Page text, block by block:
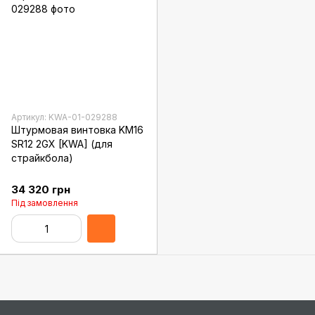
Артикул: KWA-01-029288
Штурмовая винтовка KM16
SR12 2GX [KWA] (для
страйкбола)
34 320 грн
Під замовлення